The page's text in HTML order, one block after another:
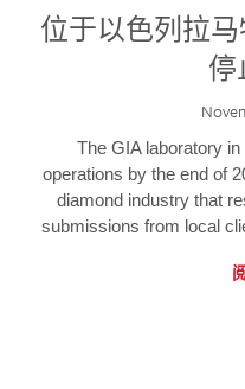
位于以色列拉
停
The GIA laboratory
operations by the end of
diamond industry that
submissions from local